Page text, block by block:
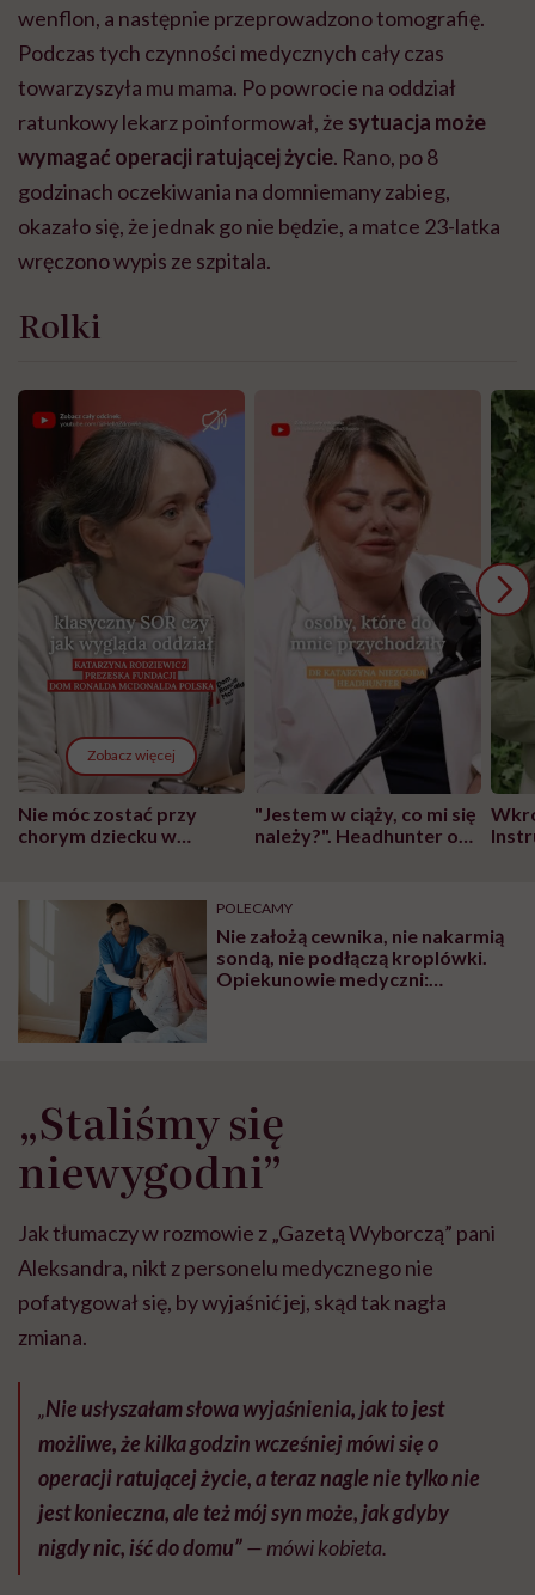
wenflon, a następnie przeprowadzono tomografię.
Podczas tych czynności medycznych cały czas
towarzyszyła mu mama. Po powrocie na oddział
ratunkowy lekarz poinformował, że sytuacja może
wymagać operacji ratującej życie. Rano, po 8
godzinach oczekiwania na domniemany zabieg,
okazało się, że jednak go nie będzie, a matce 23-latka
wręczono wypis ze szpitala.
Rolki
Zobacz więcej
Nie móc zostać przy
chorym dziecku w
może chyba tylko
głupota i brak
wyobraźni"
"Jestem w ciąży, co mi się
należy?". Headhunter o
pracy
POLECAMY
Nie założą cewnika, nie nakarmią
sondą, nie podłączą kroplówki.
Opiekunowie medyczni:
„Staliśmy się
niewygodni”
Jak tłumaczy w rozmowie z „Gazetą Wyborczą” pani
Aleksandra, nikt z personelu medycznego nie
pofatygował się, by wyjaśnić jej, skąd tak nagła
zmiana.
„Nie usłyszałam słowa wyjaśnienia, jak to jest
możliwe, że kilka godzin wcześniej mówi się o
operacji ratującej życie, a teraz nagle nie tylko nie
jest konieczna, ale też mój syn może, jak gdyby
nigdy nic, iść do domu”— mówi kobieta.